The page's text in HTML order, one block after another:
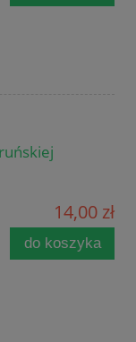
14,00 zł
do koszyka